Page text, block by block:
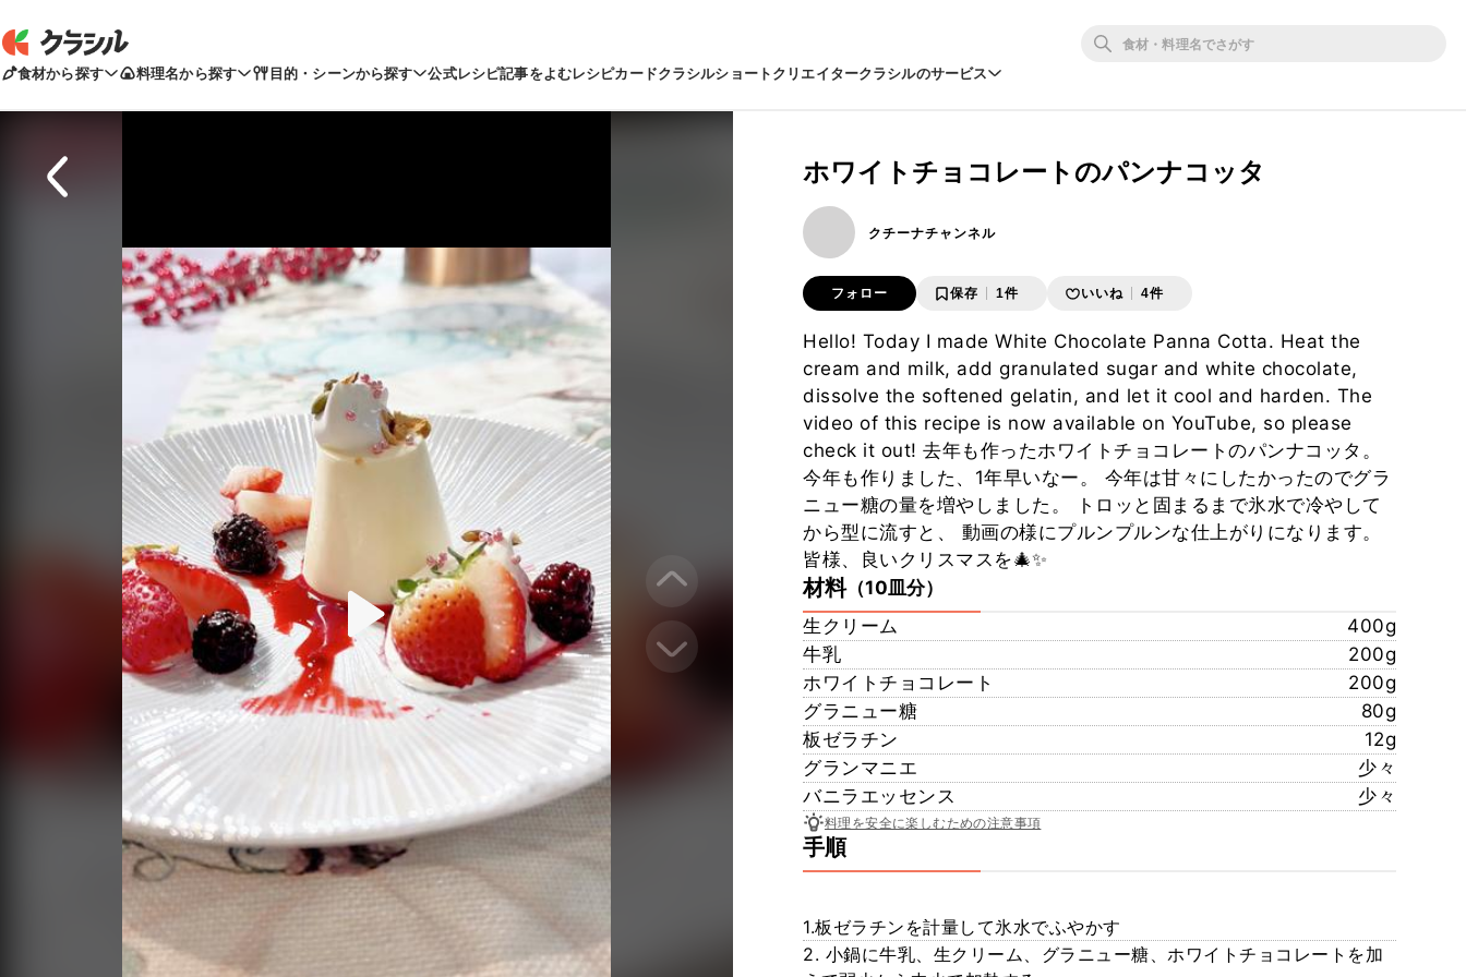
食材から探す 料理名から探す 目的・シーンから探す 公式レシピ記事をよむレシピカードクラシルショートクリエイタークラシルのサービス
ホワイトチョコレートのパンナコッタ
クチーナチャンネル
フォロー 保存 1件 いいね 4件
Hello! Today I made White Chocolate Panna Cotta. Heat the
cream and milk, add granulated sugar and white chocolate,
dissolve the softened gelatin, and let it cool and harden. The
video of this recipe is now available on YouTube, so please
check it out! 去年も作ったホワイトチョコレートのパンナコッタ。
今年も作りました、1年早いなー。 今年は甘々にしたかったのでグラ
ニュー糖の量を増やしました。 トロッと固まるまで氷水で冷やして
から型に流すと、 動画の様にプルンプルンな仕上がりになります。
皆様、良いクリスマスを🎄✨
材料（10皿分）
生クリーム
400g
牛乳
200g
ホワイトチョコレート
200g
グラニュー糖
80g
板ゼラチン
12g
グランマニエ
少々
バニラエッセンス
少々
料理を安全に楽しむための注意事項
手順
1.板ゼラチンを計量して氷水でふやかす
2. 小鍋に牛乳、生クリーム、グラニュー糖、ホワイトチョコレートを加